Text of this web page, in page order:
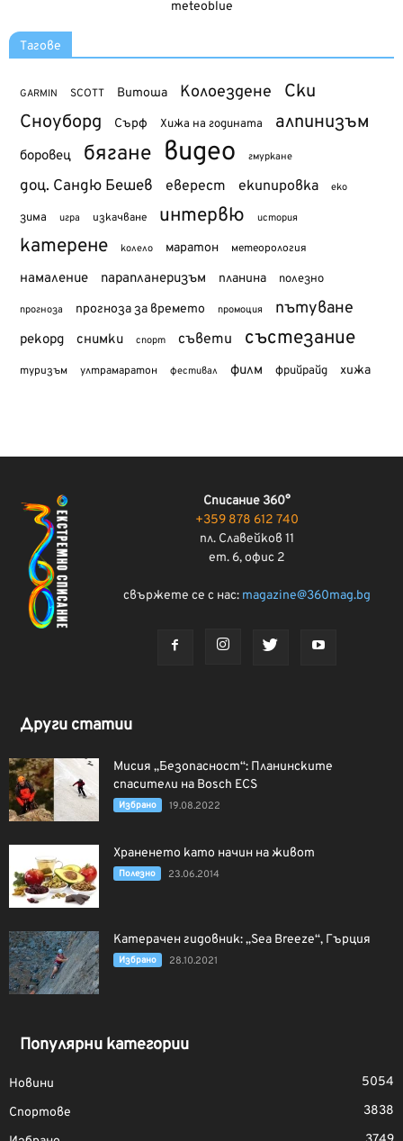
meteoblue
Тагове
GARMIN SCOTT Витоша Колоездене Ски
Сноуборд Сърф Хижа на годината алпинизъм
боровец бягане видео гмуркане
доц. Сандю Бешев еверест екипировка еко
зима игра изкачване интервю история
катерене колело маратон метеорология
намаление парапланеризъм планина полезно
прогноза прогноза за времето промоция пътуване
рекорд снимки спорт съвети състезание
туризъм ултрамаратон фестивал филм фрийрайд хижа
Списание 360°
+359 878 612 740
пл. Славейков 11
ет. 6, офис 2
свържете се с нас: magazine@360mag.bg
Други статии
Мисия „Безопасност“: Планинските
спасители на Bosch ECS
Избрано 19.08.2022
Храненето като начин на живот
Полезно 23.06.2014
Катерачен гидовник: „Sea Breeze“, Гърция
Избрано 28.10.2021
Популярни категории
Новини
5054
Спортове
3838